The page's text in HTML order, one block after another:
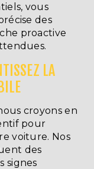
vous
des
proactive
LA
croyons en
pour
voiture. Nos
des
signes